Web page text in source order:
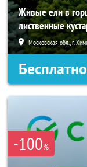
Живые ели в
лиственные
Московская обл., г.
Бесплатно
-100%